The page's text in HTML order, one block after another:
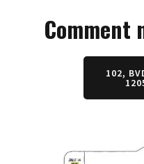
Comment
102,